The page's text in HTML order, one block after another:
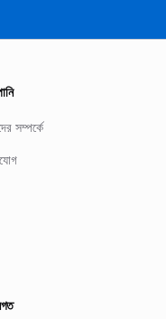
সম্পর্কে